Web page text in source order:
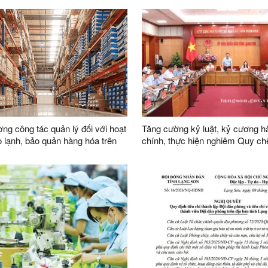
ngày 03/02/2026 của Ban Bí
cường sự lãnh đạo của Đảng
tác quản lý, phát triển vật
trong giai đoạn mới
bàn tỉnh
công tác quản lý đối với hoạt
lạnh, bảo quản hàng hóa trên
Tăng cường kỷ luật, kỷ cương
chính, thực hiện nghiêm Quy